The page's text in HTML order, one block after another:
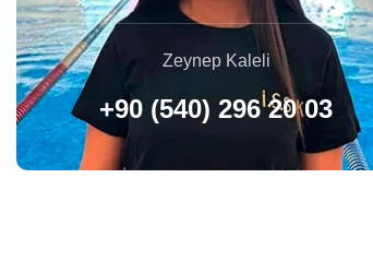
Zeynep Kaleli
+90 (540) 296 20 03